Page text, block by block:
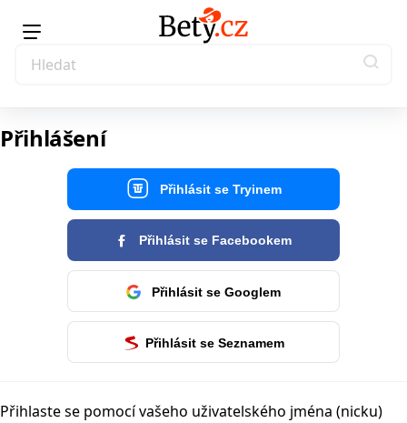
Přihlášení
Přihlásit se Tryinem
Přihlásit se Facebookem
Přihlásit se Googlem
Přihlásit se Seznamem
Přihlaste se pomocí vašeho uživatelského jména (nicku)